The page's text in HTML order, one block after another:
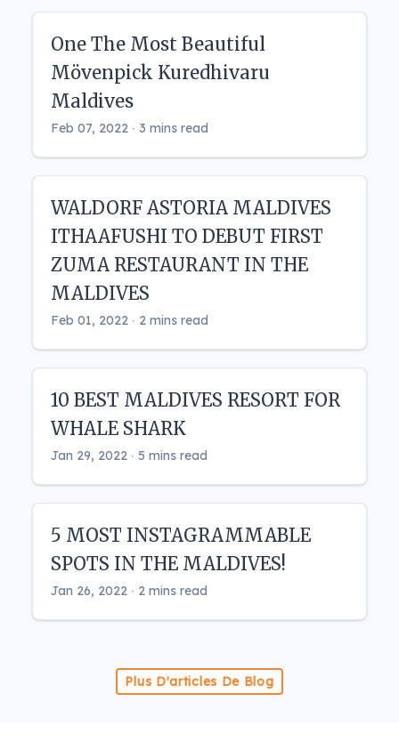
One The Most Beautiful
Mövenpick Kuredhivaru
Maldives
Feb 07, 2022 ‧ 3 mins read
WALDORF ASTORIA MALDIVES
ITHAAFUSHI TO DEBUT FIRST
ZUMA RESTAURANT IN THE
MALDIVES
Feb 01, 2022 ‧ 2 mins read
10 BEST MALDIVES RESORT FOR
WHALE SHARK
Jan 29, 2022 ‧ 5 mins read
5 MOST INSTAGRAMMABLE
SPOTS IN THE MALDIVES!
Jan 26, 2022 ‧ 2 mins read
Plus D'articles De Blog